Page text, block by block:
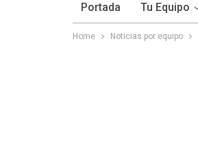
Portada Tu Equipo
Home Noticias por equipo